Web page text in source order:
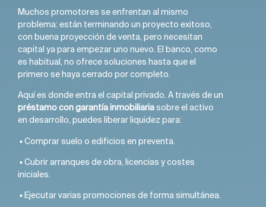
Muchos promotores se enfrentan al mismo
problema: están terminando un proyecto exitoso,
con buena proyección de venta, pero necesitan
capital ya para empezar uno nuevo. El banco, como
es habitual, no ofrece soluciones hasta que el
primero se haya cerrado por completo.
Aquí es donde entra el capital privado. A través de un
préstamo con garantía inmobiliariasobre el activo
en desarrollo, puedes liberar liquidez para:
▪️ Comprar suelo o edificios en preventa.
▪️ Cubrir arranques de obra, licencias y costes
iniciales.
▪️ Ejecutar varias promociones de forma simultánea.